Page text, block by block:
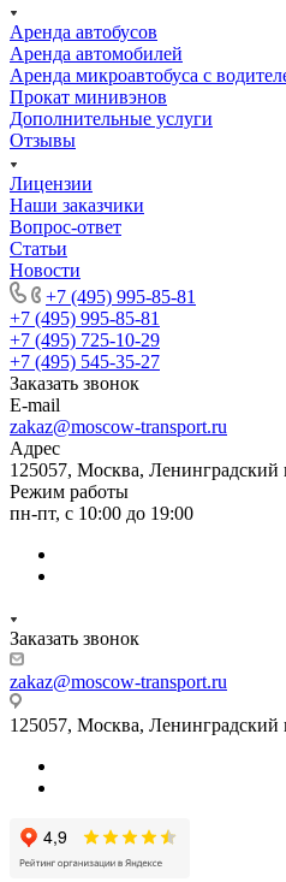
Аренда автобусов
Аренда автомобилей
Аренда микроавтобуса с
Прокат минивэнов
Дополнительные услуги
Отзывы
Лицензии
Наши заказчики
Вопрос-ответ
Статьи
Новости
+7 (495) 995-85-81
+7 (495) 995-85-81
+7 (495) 725-10-29
+7 (495) 545-35-27
Заказать звонок
E-mail
zakaz@moscow-transport.ru
Адрес
125057, Москва, Ленинградский
Режим работы
пн-пт, с 10:00 до 19:00
Заказать звонок
zakaz@moscow-transport.ru
125057, Москва, Ленинградский